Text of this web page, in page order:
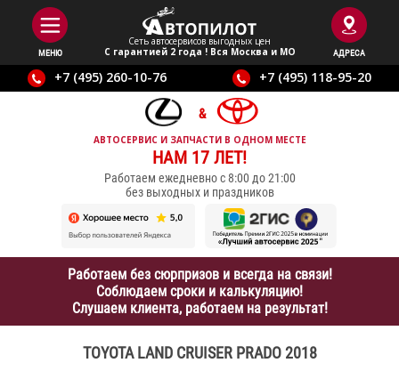
МЕНЮ
Сеть автосервисов выгодныx цен
С гарантией 2 года ! Вся Москва и МО
АДРЕСА
+7 (495) 260-10-76 +7 (495) 118-95-20
АВТОСЕРВИС И ЗАПЧАСТИ В ОДНОМ МЕСТЕ
НАМ 17 ЛЕТ!
Работаем ежедневно с 8:00 до 21:00
без выходных и праздников
Работаем без сюрпризов и всегда на связи!
Соблюдаем сроки и калькуляцию!
Слушаем клиента, работаем на результат!
TOYOTA LAND CRUISER PRADO 2018